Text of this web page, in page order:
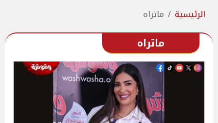
الرئيسية ماتراه
ماتراه